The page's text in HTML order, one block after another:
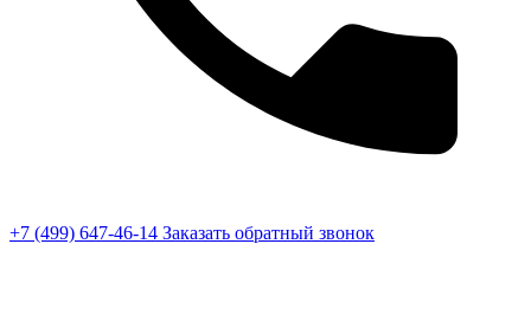
+7 (499) 647-46-14 Заказать обратный звонок